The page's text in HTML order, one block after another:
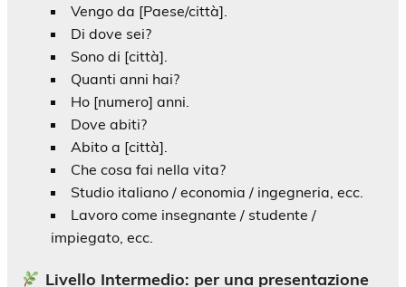
Vengo da [Paese/città].
Di dove sei?
Sono di [città].
Quanti anni hai?
Ho [numero] anni.
Dove abiti?
Abito a [città].
Che cosa fai nella vita?
Studio italiano / economia / ingegneria, ecc.
Lavoro come insegnante / studente /
impiegato, ecc.
Livello Intermedio: per una presentazione